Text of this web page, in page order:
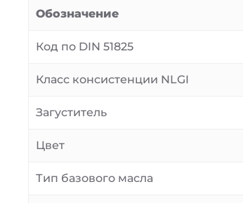
Обозначение
Код по DIN 51825
Класс консистенции NLGI
Загуститель
Цвет
Тип базового масла